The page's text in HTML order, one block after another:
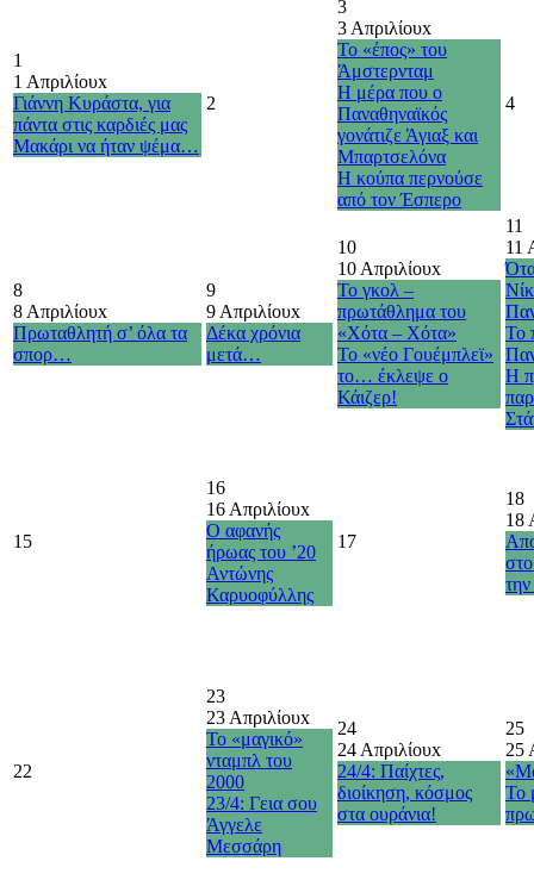
1
1 Απριλίουx
Γιάννη Κυράστα, για
πάντα στις καρδιές μας
Μακάρι να ήταν ψέμα…
2
3
3 Απριλίουx
Το «έπος» του
Άμστερνταμ
Η μέρα που ο
Παναθηναϊκός
γονάτιζε Άγιαξ και
Μπαρτσελόνα
Η κούπα περνούσε
από τον Έσπερο
4
8
8 Απριλίουx
Πρωταθλητή σ’ όλα τα
σπορ…
9
9 Απριλίουx
Δέκα χρόνια
μετά…
10
10 Απριλίουx
Το γκολ –
πρωτάθλημα του
«Χότα – Χότα»
Το «νέο Γουέμπλεϊ»
το… έκλεψε ο
Κάιζερ!
11
11
Το
Η
15
16
16 Απριλίουx
Ο αφανής
ήρωας του ’20
Αντώνης
Καρυοφύλλης
17
18
18
22
23
23 Απριλίουx
Το «μαγικό»
νταμπλ του
2000
23/4: Γεια σου
Άγγελε
Μεσσάρη
24
24 Απριλίουx
24/4: Παίχτες,
διοίκηση, κόσμος
στα ουράνια!
25
25
Το